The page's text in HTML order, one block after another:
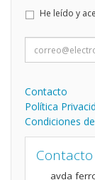
He leído y
Contacto
Política
Condiciones
Contacto
avda